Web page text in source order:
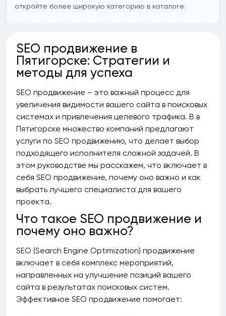
откройте более широкую категорию в каталоге.
SEO продвижение в
Пятигорске: Стратегии и
методы для успеха
SEO продвижение – это важный процесс для
увеличения видимости вашего сайта в поисковых
системах и привлечения целевого трафика. В в
Пятигорске множество компаний предлагают
услуги по SEO продвижению, что делает выбор
подходящего исполнителя сложной задачей. В
этом руководстве мы расскажем, что включает в
себя SEO продвижение, почему оно важно и как
выбрать лучшего специалиста для вашего
проекта.
Что такое SEO продвижение и
почему оно важно?
SEO (Search Engine Optimization) продвижение
включает в себя комплекс мероприятий,
направленных на улучшение позиций вашего
сайта в результатах поисковых систем.
Эффективное SEO продвижение помогает: